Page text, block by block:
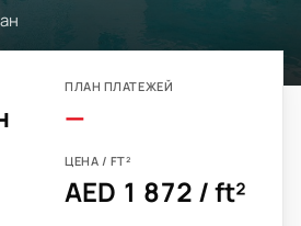
ПЛАН ПЛАТЕЖЕЙ
—
ЦЕНА / FT²
AED 1 872 / ft²